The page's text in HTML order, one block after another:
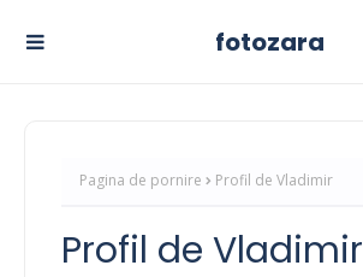
fotozara
Pagina de pornire Profil de Vladimir
Profil de Vladimir